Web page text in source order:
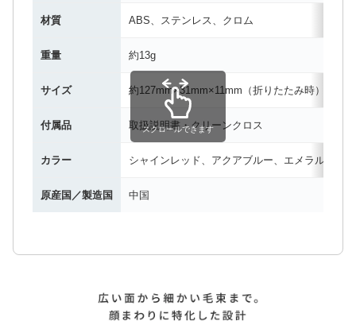
材質 ABS、ステンレス、クロム
重量 約13g
サイズ 約127mm×31mm×11mm（折りたたみ時）
付属品 取扱説明書・クリーンクロス
カラー シャインレッド、アクアブルー、エメラルド、
原産国／製造国 中国
スクロールできます